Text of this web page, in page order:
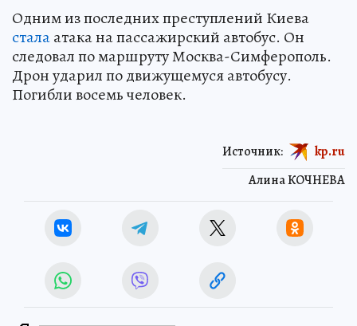
Одним из последних преступлений Киева
сталаатака на пассажирский автобус. Он
следовал по маршруту Москва-Симферополь.
Дрон ударил по движущемуся автобусу.
Погибли восемь человек.
Алина КОЧНЕВА
Источник: kp.ru